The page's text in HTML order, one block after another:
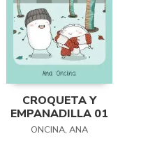
CROQUETA Y
EMPANADILLA 01
ONCINA, ANA